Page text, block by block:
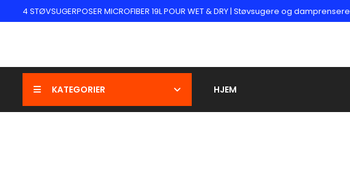
4 STØVSUGERPOSER MICROFIBER 19L POUR WET & DRY | Støvsugere og damprensere
KATEGORIER HJEM